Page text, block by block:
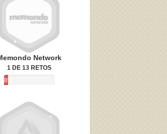
Network
1 DE 13 RETOS
8%